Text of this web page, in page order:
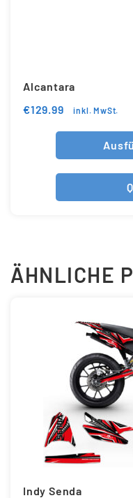
Alcantara
€129.99 inkl. MwSt.
ÄHNLICHE
Indy Senda